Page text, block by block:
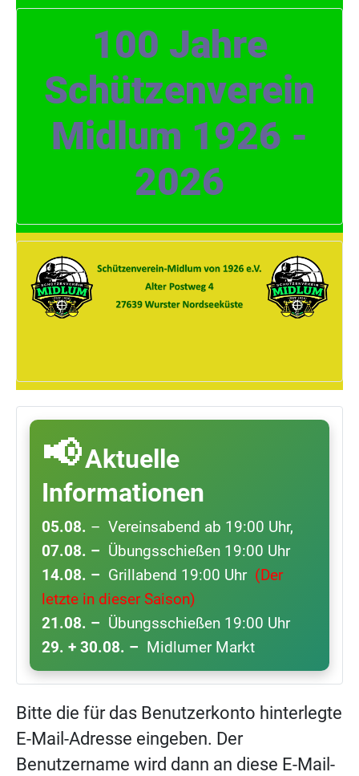
100 Jahre
Schützenverein
Midlum 1926 -
2026
📢Aktuelle
Informationen
05.08. – Vereinsabend ab 19:00 Uhr,
07.08. – Übungsschießen 19:00 Uhr
14.08. – Grillabend 19:00 Uhr (Der
letzte in dieser Saison)
21.08. – Übungsschießen 19:00 Uhr
29. + 30.08. – Midlumer Markt
Bitte die für das Benutzerkonto hinterlegte
E-Mail-Adresse eingeben. Der
Benutzername wird dann an diese E-Mail-